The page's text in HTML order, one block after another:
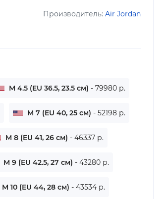
Производитель: Air Jordan
M 4.5 (EU 36.5, 23.5 см) - 79980 р.
M 7 (EU 40, 25 см) - 52198 р.
M 8 (EU 41, 26 см) - 46337 р.
M 9 (EU 42.5, 27 см) - 43280 р.
M 10 (EU 44, 28 см) - 43534 р.